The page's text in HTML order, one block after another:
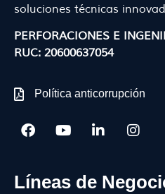
soluciones técnicas
PERFORACIONES E
RUC: 20600637054
Política anticorrupción
Líneas de